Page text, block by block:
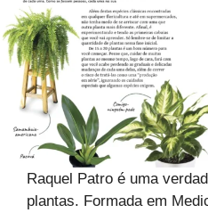
Raquel Patro é uma
plantas. Formada em